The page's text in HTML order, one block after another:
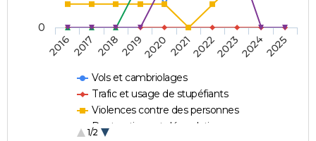
Vols et cambriolages
Trafic et usage de stupéfiants
Violences contre des personnes
Destructions et dégradations
1/2
20162017 20182019202020212022202320242025
0